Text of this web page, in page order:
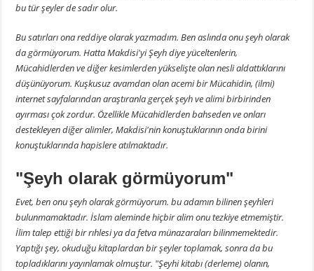
bu tür şeyler de sadır olur.
Bu satırları ona reddiye olarak yazmadım. Ben aslında onu şeyh olarak
da görmüyorum. Hatta Makdisi'yi Şeyh diye yüceltenlerin,
Mücahidlerden ve diğer kesimlerden yükselişte olan nesli aldattıklarını
düşünüyorum. Kuşkusuz avamdan olan acemi bir Mücahidin, (ilmi)
internet sayfalarından araştıranla gerçek şeyh ve alimi birbirinden
ayırması çok zordur. Özellikle Mücahidlerden bahseden ve onları
destekleyen diğer alimler, Makdisi'nin konuştuklarının onda birini
konuştuklarında hapislere atılmaktadır.
"Şeyh olarak görmüyorum"
Evet, ben onu şeyh olarak görmüyorum. bu adamın bilinen şeyhleri
bulunmamaktadır. İslam aleminde hiçbir alim onu tezkiye etmemiştir.
İlim talep ettiği bir rıhlesi ya da fetva münazaraları bilinmemektedir.
Yaptığı şey, okuduğu kitaplardan bir şeyler toplamak, sonra da bu
topladıklarını yayınlamak olmuştur. "Şeyhi kitabı (derleme) olanın,